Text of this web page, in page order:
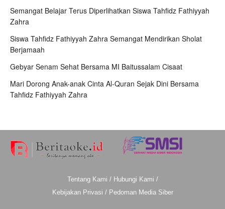
Semangat Belajar Terus Diperlihatkan Siswa Tahfidz Fathiyyah
Zahra
Siswa Tahfidz Fathiyyah Zahra Semangat Mendirikan Sholat
Berjamaah
Gebyar Senam Sehat Bersama MI Baitussalam Cisaat
Mari Dorong Anak-anak Cinta Al-Quran Sejak Dini Bersama
Tahfidz Fathiyyah Zahra
Tentang Kami / Hubungi Kami /
Kebijakan Privasi / Pedoman Media Siber